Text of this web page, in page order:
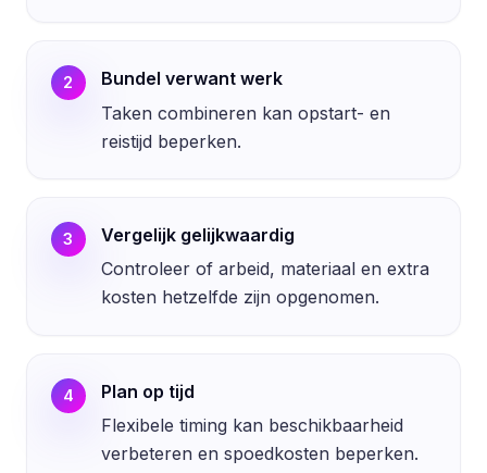
2
Bundel verwant werk
Taken combineren kan opstart- en
reistijd beperken.
3
Vergelijk gelijkwaardig
Controleer of arbeid, materiaal en extra
kosten hetzelfde zijn opgenomen.
4
Plan op tijd
Flexibele timing kan beschikbaarheid
verbeteren en spoedkosten beperken.